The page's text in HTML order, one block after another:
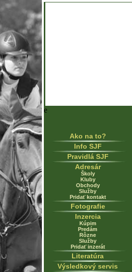
e
Ako na to?
Info SJF
Pravidlá SJF
Adresár
Školy
Kluby
Obchody
Služby
Pridať kontakt
Fotografie
Inzercia
Kúpim
Predám
Rôzne
Služby
Pridať inzerát
Literatúra
Výsledkový servis